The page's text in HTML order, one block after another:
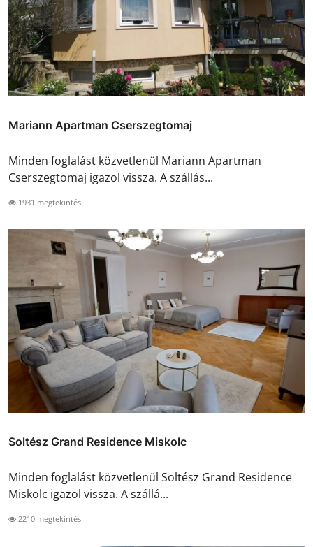
Mariann Apartman Cserszegtomaj
Minden foglalást közvetlenül Mariann Apartman
Cserszegtomaj igazol vissza. A szállás...
1931 megtekintés
Soltész Grand Residence Miskolc
Minden foglalást közvetlenül Soltész Grand Residence
Miskolc igazol vissza. A szállá...
2210 megtekintés